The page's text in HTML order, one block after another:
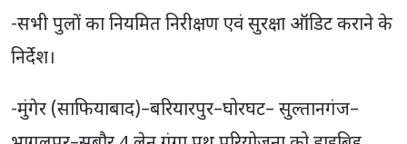
-सभी पुलों का नियमित निरीक्षण एवं सुरक्षा ऑडिट कराने के
निर्देश।
-मुंगेर (साफियाबाद)–बरियारपुर–घोरघट– सुल्तानगंज–